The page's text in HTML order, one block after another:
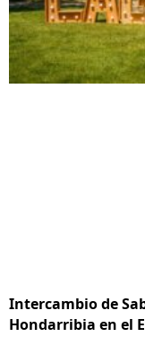
Intercambio de
Hondarribia en el